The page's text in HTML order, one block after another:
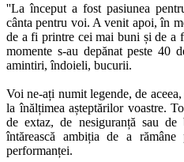
''La început a fost pasiunea
cânta pentru voi. A venit apoi, în
de a fi printre cei mai buni și de a
momente s-au depănat peste 40
amintiri, îndoieli, bucurii.
Voi ne-ați numit legende, de
la înălțimea așteptărilor voastre.
de extaz, de nesiguranță sau
întărească ambiția de a
performanței.